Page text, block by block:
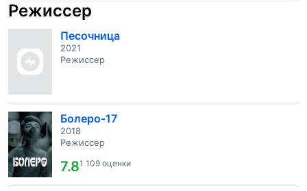
Режиссер
Песочница
2021
Режиссер
Болеро-17
2018
Режиссер
7.81 109 оценки